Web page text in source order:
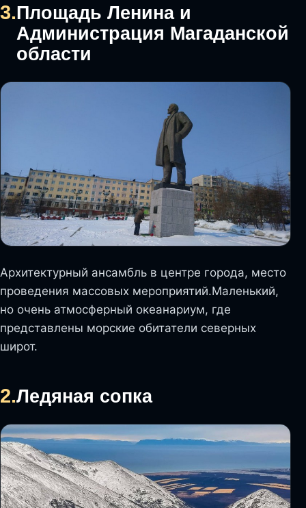
3.Площадь Ленина и
Администрация Магаданской
области
Архитектурный ансамбль в центре города, место
проведения массовых мероприятий.Маленький,
но очень атмосферный океанариум, где
представлены морские обитатели северных
широт.
2.Ледяная сопка